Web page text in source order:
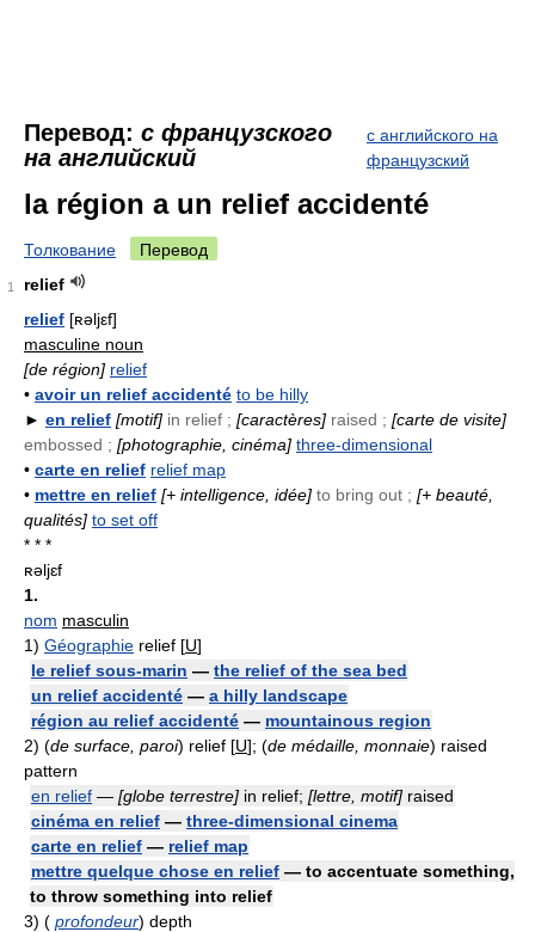
Перевод: с французского
на английский
с английского на
французский
la région a un relief accidenté
Толкование Перевод
1
relief
relief [ʀəljεf]
masculine noun
[de région] relief
• avoir un relief accidenté to be hilly
► en relief [motif] in relief ; [caractères] raised ; [carte de visite]
embossed ; [photographie, cinéma] three-dimensional
• carte en relief relief map
• mettre en relief [+ intelligence, idée] to bring out ; [+ beauté,
qualités] to set off
* * *
ʀəljɛf
1.
nom masculin
1) Géographie relief [U]
le relief sous-marin — the relief of the sea bed
un relief accidenté — a hilly landscape
région au relief accidenté — mountainous region
2) (de surface, paroi) relief [U]; (de médaille, monnaie) raised
pattern
en relief — [globe terrestre] in relief; [lettre, motif] raised
cinéma en relief — three-dimensional cinema
carte en relief — relief map
mettre quelque chose en relief — to accentuate something,
to throw something into relief
3) ( profondeur) depth